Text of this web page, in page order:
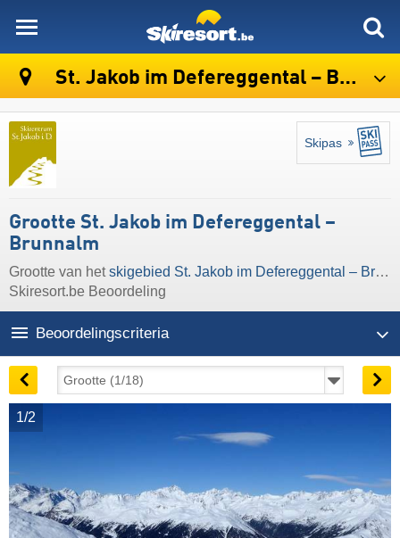
St. Jakob im Defereggental – Brunnalm
Skipas
Grootte St. Jakob im Defereggental –
Brunnalm
Grootte van hetskigebied St. Jakob im Defereggental – Brunnalm
Skiresort.be Beoordeling
Beoordelingscriteria
1/2